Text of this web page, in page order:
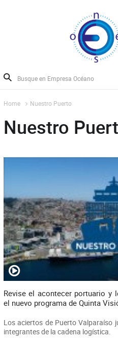
Home Nuestro Puerto
Nuestro
Revise el acontecer portuario y
el nuevo programa de Quinta
Los aciertos de Puerto Valparaíso
integrantes de la cadena logística.